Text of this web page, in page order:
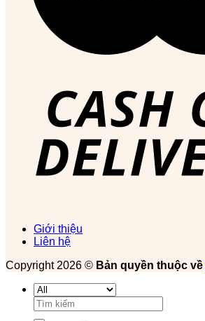
Giới thiệu
Liên hệ
Copyright 2026 © Bản quyền thuộc về
Tìm
kiếm: